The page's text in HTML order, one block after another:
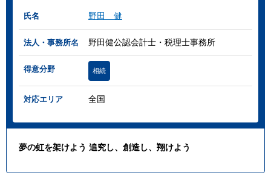
氏名 野田 健
法人・事務所名 野田健公認会計士・税理士事務所
得意分野 相続
対応エリア 全国
夢の虹を架けよう 追究し、創造し、翔けよう